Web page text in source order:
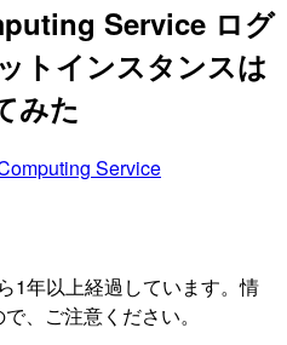
Service ログ
トインスタンスは
みた
Service
1年以上経過しています。情
、ご注意ください。